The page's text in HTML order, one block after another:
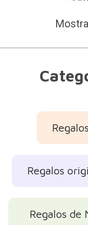
Regalos
Regalos de